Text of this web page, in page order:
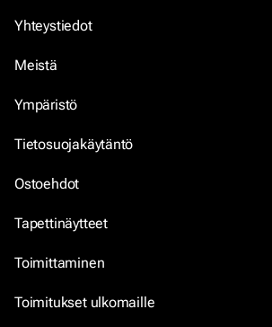
Yhteystiedot
Meistä
Ympäristö
Tietosuojakäytäntö
Ostoehdot
Tapettinäytteet
Toimittaminen
Toimitukset ulkomaille